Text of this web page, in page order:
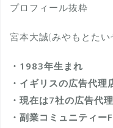
プロフィール抜粋
宮本大誠(みやもとたい
・1983年生まれ
・イギリスの広告代理
・現在は7社の広告代
・副業コミュニティー